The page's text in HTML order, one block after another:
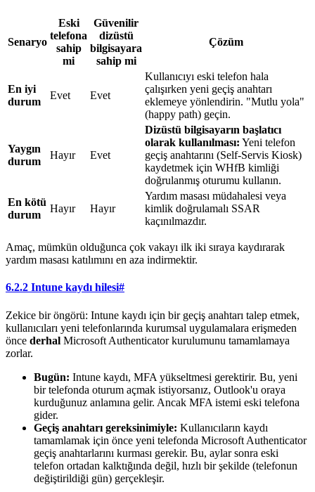
Senaryo
Eski
telefona
sahip
mi
Güvenilir
dizüstü
bilgisayara
sahip mi
Çözüm
En iyi
durum
Evet Evet
Kullanıcıyı eski telefon hala
çalışırken yeni geçiş anahtarı
eklemeye yönlendirin. "Mutlu yola"
(happy path) geçin.
Yaygın
durum
Hayır Evet
Dizüstü bilgisayarın başlatıcı
olarak kullanılması: Yeni telefon
geçiş anahtarını (Self-Servis Kiosk)
kaydetmek için WHfB kimliği
doğrulanmış oturumu kullanın.
En kötü
durum
Hayır Hayır
Yardım masası müdahalesi veya
kimlik doğrulamalı SSAR
kaçınılmazdır.
Amaç, mümkün olduğunca çok vakayı ilk iki sıraya kaydırarak
yardım masası katılımını en aza indirmektir.
6.2.2 Intune kaydı hilesi#
Zekice bir öngörü: Intune kaydı için bir geçiş anahtarı talep etmek,
kullanıcıları yeni telefonlarında kurumsal uygulamalara erişmeden
önce derhal Microsoft Authenticator kurulumunu tamamlamaya
zorlar.
Bugün: Intune kaydı, MFA yükseltmesi gerektirir. Bu, yeni
bir telefonda oturum açmak istiyorsanız, Outlook'u oraya
kurduğunuz anlamına gelir. Ancak MFA istemi eski telefona
gider.
Geçiş anahtarı gereksinimiyle: Kullanıcıların kaydı
tamamlamak için önce yeni telefonda Microsoft Authenticator
geçiş anahtarlarını kurması gerekir. Bu, aylar sonra eski
telefon ortadan kalktığında değil, hızlı bir şekilde (telefonun
değiştirildiği gün) gerçekleşir.